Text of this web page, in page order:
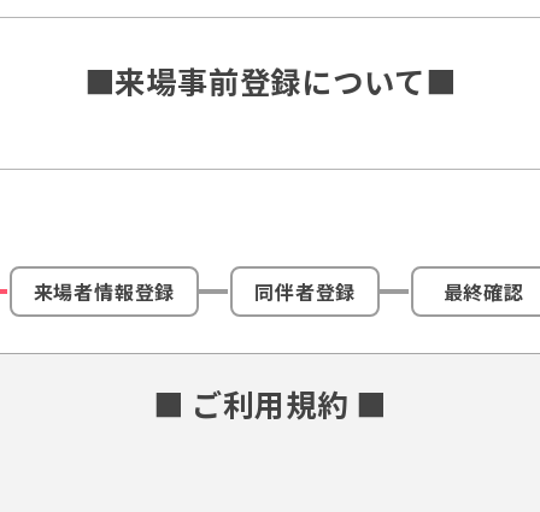
■来場事前登録について■
来場者情報登録 同伴者登録 最終確認
■ ご利用規約 ■